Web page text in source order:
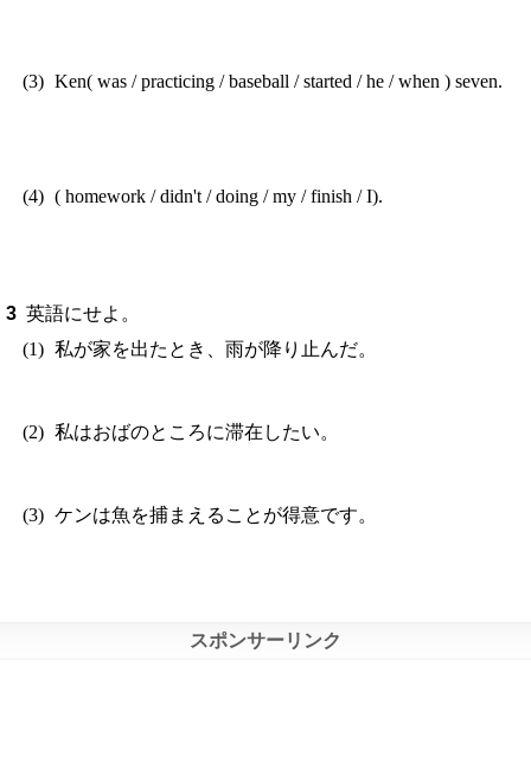
Ken( was / practicing / baseball / started / he / when ) seven.
( homework / didn't / doing / my / finish / I).
英語にせよ。
私が家を出たとき、雨が降り止んだ。
私はおばのところに滞在したい。
ケンは魚を捕まえることが得意です。